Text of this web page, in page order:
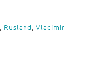
, Rusland, Vladimir